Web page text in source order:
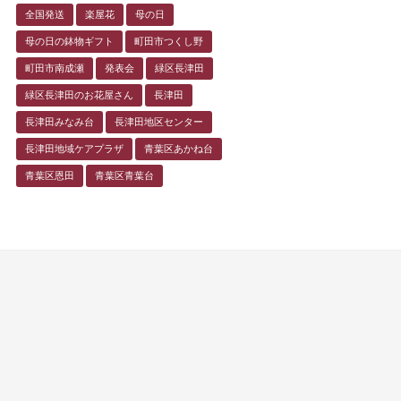
全国発送 楽屋花 母の日
母の日の鉢物ギフト 町田市つくし野
町田市南成瀬 発表会 緑区長津田
緑区長津田のお花屋さん 長津田
長津田みなみ台 長津田地区センター
長津田地域ケアプラザ 青葉区あかね台
青葉区恩田 青葉区青葉台